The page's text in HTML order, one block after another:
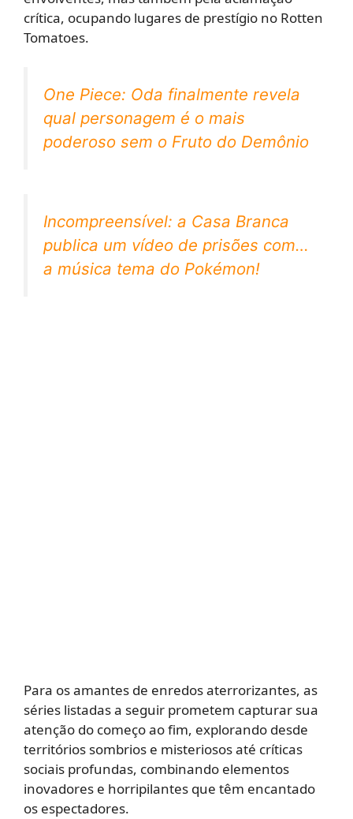
crítica, ocupando lugares de prestígio no Rotten
Tomatoes.
One Piece: Oda finalmente revela
qual personagem é o mais
poderoso sem o Fruto do Demônio
Incompreensível: a Casa Branca
publica um vídeo de prisões com…
a música tema do Pokémon!
Para os amantes de enredos aterrorizantes, as
séries listadas a seguir prometem capturar sua
atenção do começo ao fim, explorando desde
territórios sombrios e misteriosos até críticas
sociais profundas, combinando elementos
inovadores e horripilantes que têm encantado
os espectadores.